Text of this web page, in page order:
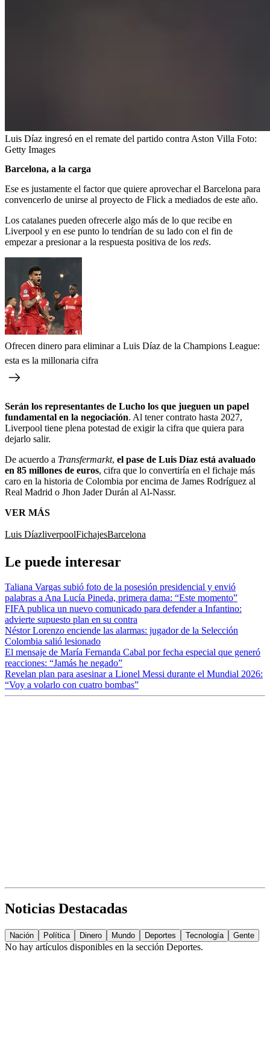
Luis Díaz ingresó en el remate del partido contra Aston Villa Foto:
Getty Images
Barcelona, a la carga
Ese es justamente el factor que quiere aprovechar el Barcelona para
convencerlo de unirse al proyecto de Flick a mediados de este año.
Los catalanes pueden ofrecerle algo más de lo que recibe en
Liverpool y en ese punto lo tendrían de su lado con el fin de
empezar a presionar a la respuesta positiva de los reds.
Ofrecen dinero para eliminar a Luis Díaz de la Champions League:
esta es la millonaria cifra
Serán los representantes de Lucho los que jueguen un papel
fundamental en la negociación. Al tener contrato hasta 2027,
Liverpool tiene plena potestad de exigir la cifra que quiera para
dejarlo salir.
De acuerdo a Transfermarkt, el pase de Luis Díaz está avaluado
en 85 millones de euros, cifra que lo convertiría en el fichaje más
caro en la historia de Colombia por encima de James Rodríguez al
Real Madrid o Jhon Jader Durán al Al-Nassr.
VER MÁS
Luis DíazliverpoolFichajesBarcelona
Le puede interesar
Taliana Vargas subió foto de la posesión presidencial y envió
palabras a Ana Lucía Pineda, primera dama: “Este momento”
FIFA publica un nuevo comunicado para defender a Infantino:
advierte supuesto plan en su contra
Néstor Lorenzo enciende las alarmas: jugador de la Selección
Colombia salió lesionado
El mensaje de María Fernanda Cabal por fecha especial que generó
reacciones: “Jamás he negado”
Revelan plan para asesinar a Lionel Messi durante el Mundial 2026:
“Voy a volarlo con cuatro bombas”
Noticias Destacadas
Nación Política Dinero Mundo Deportes Tecnología Gente
No hay artículos disponibles en la sección Deportes.